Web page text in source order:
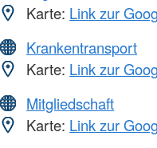
Karte: Link zur
Krankentransport
Karte: Link zur
Mitgliedschaft
Karte: Link zur